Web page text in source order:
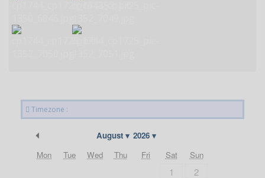
Timezone :
August 2026
Previous Month
Mon Tue Wed Thu Fri Sat Sun
1
2